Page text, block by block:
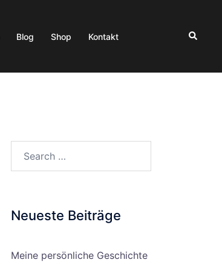
Blog Shop Kontakt Search
Neueste Beiträge
Meine persönliche Geschichte